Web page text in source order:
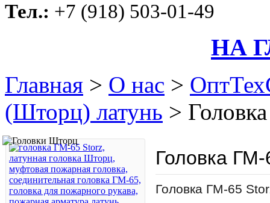
Тел.: +7 (918) 503-01-49
НА
Главная > О нас >
(Шторц) латунь >
Головка
Головка ГМ-65